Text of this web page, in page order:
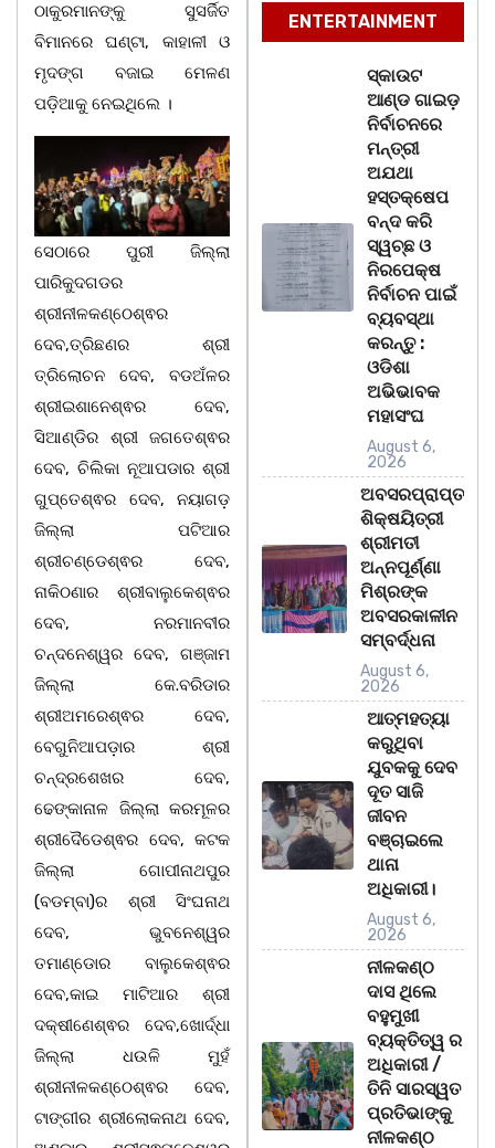
ଠାକୁରମାନଙ୍କୁ ସୁସର୍ଜିତ
ବିମାନରେ ଘଣ୍ଟା, କାହାଳୀ ଓ
ମୃଦଙ୍ଗ ବଜାଇ ମେଳଣ
ପଡ଼ିଆକୁ ନେଇଥିଲେ ।
ସେଠାରେ ପୁରୀ ଜିଲ୍ଲା
ପାରିକୁଦଗଡର
ଶ୍ରୀନୀଳକଣ୍ଠେଶ୍ଵର
ଦେବ,ତ୍ରିଛଣର ଶ୍ରୀ
ତ୍ରିଲୋଚନ ଦେବ, ବଡଅଁଳର
ଶ୍ରୀଇଶାନେଶ୍ଵର ଦେବ,
ସିଆଣ୍ଡିର ଶ୍ରୀ ଜଗତେଶ୍ଵର
ଦେବ, ଚିଲିକା ନୂଆପଡାର ଶ୍ରୀ
ଗୁପ୍ତେଶ୍ଵର ଦେବ, ନୟାଗଡ଼
ଜିଲ୍ଲା ପଟିଆର
ଶ୍ରୀଚଣ୍ଡେଶ୍ଵର ଦେବ,
ନାକିଠଣାର ଶ୍ରୀବାଲୁକେଶ୍ଵର
ଦେବ, ନରମାନବୀର
ଚନ୍ଦନେଶ୍ୱର ଦେବ, ଗଞ୍ଜାମ
ଜିଲ୍ଲା କେ.ବରିଡାର
ଶ୍ରୀଅମରେଶ୍ଵର ଦେବ,
ବେଗୁନିଆପଡ଼ାର ଶ୍ରୀ
ଚନ୍ଦ୍ରଶେଖର ଦେବ,
ଢେଙ୍କାନାଳ ଜିଲ୍ଲା କରମୂଳର
ଶ୍ରୀଦୈଡେଶ୍ଵର ଦେବ, କଟକ
ଜିଲ୍ଲା ଗୋପୀନାଥପୁର
(ବଡମ୍ବା)ର ଶ୍ରୀ ସିଂଘନାଥ
ଦେବ, ଭୁବନେଶ୍ୱର
ତମାଣ୍ଡୋର ବାଲୁକେଶ୍ଵର
ଦେବ,କାଇ ମାଟିଆର ଶ୍ରୀ
ଦକ୍ଷୀଣେଶ୍ଵର ଦେବ,ଖୋର୍ଦ୍ଧା
ଜିଲ୍ଲା ଧଉଳି ମୁହଁ
ଶ୍ରୀନୀଳକଣ୍ଠେଶ୍ଵର ଦେବ,
ଟାଙ୍ଗୀର ଶ୍ରୀଲୋକନାଥ ଦେବ,
ENTERTAINMENT
ସ୍କାଉଟ
ଆଣ୍ଡ ଗାଇଡ଼
ନିର୍ବାଚନରେ
ମନ୍ତ୍ରୀ
ଅଯଥା
ହସ୍ତକ୍ଷେପ
ବନ୍ଦ କରି
ସ୍ୱଚ୍ଛ ଓ
ନିରପେକ୍ଷ
ନିର୍ବାଚନ ପାଇଁ
ବ୍ୟବସ୍ଥା
କରନ୍ତୁ :
ଓଡିଶା
ଅଭିଭାବକ
ମହାସଂଘ
August 6,
2026
ଅବସରପ୍ରାପ୍ତ
ଶିକ୍ଷୟିତ୍ରୀ
ଶ୍ରୀମତୀ
ଅନ୍ନପୂର୍ଣ୍ଣା
ମିଶ୍ରଙ୍କ
ଅବସରକାଳୀନ
ସମ୍ବର୍ଦ୍ଧନା
August 6,
2026
ଆତ୍ମହତ୍ୟା
କରୁଥିବା
ଯୁବକକୁ ଦେବ
ଦୂତ ସାଜି
ଜୀବନ
ବଞ୍ଚାଇଲେ
ଥାନା
ଅଧିକାରୀ।
August 6,
2026
ନୀଳକଣ୍ଠ
ଦାସ ଥିଲେ
ବହୁମୁଖୀ
ବ୍ୟକ୍ତିତ୍ୱ ର
ଅଧିକାରୀ /
ତିନି ସାରସ୍ୱତ
ପ୍ରତିଭାଙ୍କୁ
ନୀଳକଣ୍ଠ